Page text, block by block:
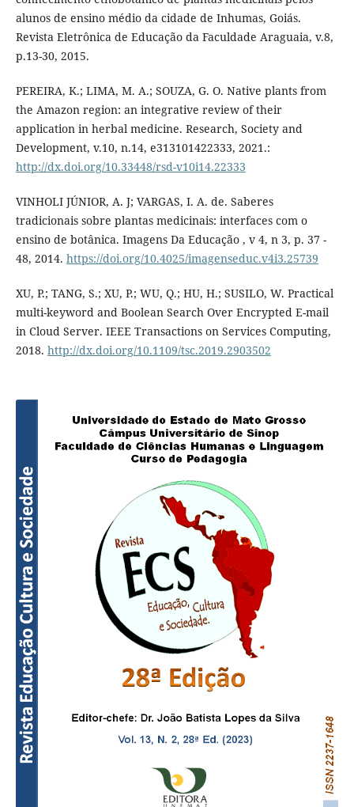
alunos de ensino médio da cidade de Inhumas, Goiás.
Revista Eletrônica de Educação da Faculdade Araguaia, v.8,
p.13-30, 2015.
PEREIRA, K.; LIMA, M. A.; SOUZA, G. O. Native plants from
the Amazon region: an integrative review of their
application in herbal medicine. Research, Society and
Development, v.10, n.14, e313101422333, 2021.:
http://dx.doi.org/10.33448/rsd-v10i14.22333
VINHOLI JÚNIOR, A. J; VARGAS, I. A. de. Saberes
tradicionais sobre plantas medicinais: interfaces com o
ensino de botânica. Imagens Da Educação , v 4, n 3, p. 37 -
48, 2014. https://doi.org/10.4025/imagenseduc.v4i3.25739
XU, P.; TANG, S.; XU, P.; WU, Q.; HU, H.; SUSILO, W. Practical
multi-keyword and Boolean Search Over Encrypted E-mail
in Cloud Server. IEEE Transactions on Services Computing,
2018. http://dx.doi.org/10.1109/tsc.2019.2903502